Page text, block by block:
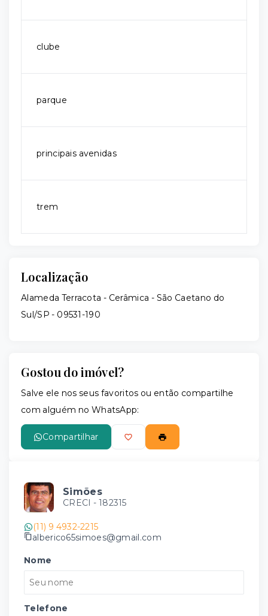
clube
parque
principais avenidas
trem
Localização
Alameda Terracota - Cerâmica - São Caetano do
Sul/SP - 09531-190
Gostou do imóvel?
Salve ele nos seus favoritos ou então compartilhe
com alguém no WhatsApp:
Compartilhar
Simões
CRECI - 182315
(11) 9 4932-2215
alberico65simoes@gmail.com
Nome
Telefone